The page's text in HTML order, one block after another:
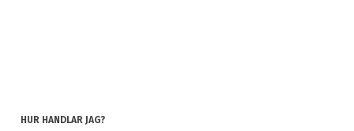
HUR HANDLAR JAG?